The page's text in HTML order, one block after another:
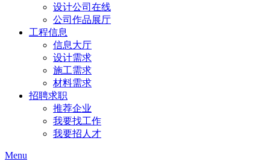
设计公司在线
公司作品展厅
工程信息
信息大厅
设计需求
施工需求
材料需求
招聘求职
推荐企业
我要找工作
我要招人才
Menu